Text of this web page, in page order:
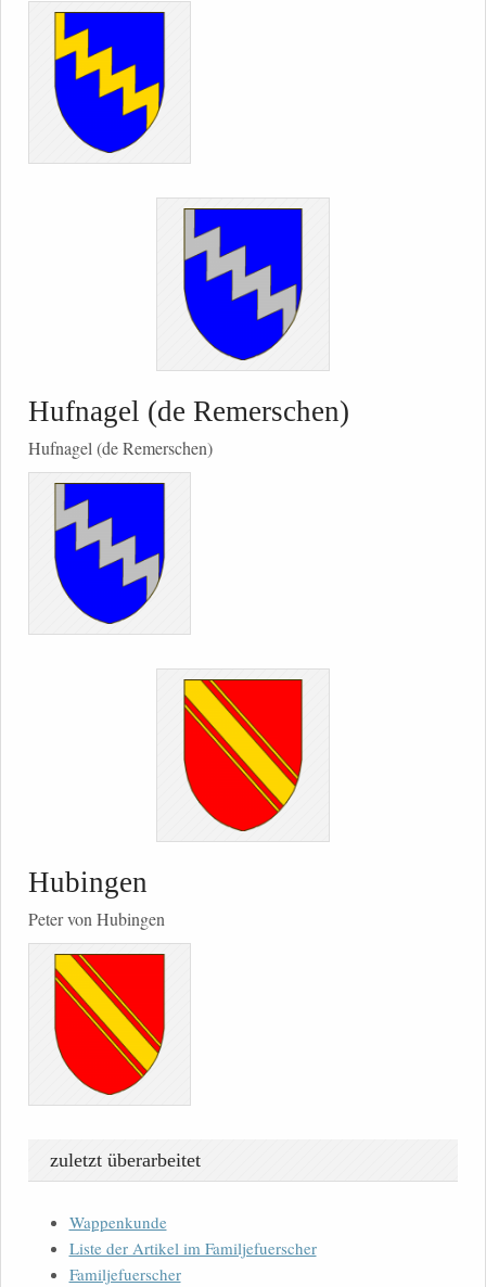
Hufnagel (de Remerschen)
Hufnagel (de Remerschen)
Hubingen
Peter von Hubingen
zuletzt überarbeitet
Wappenkunde
Liste der Artikel im Familjefuerscher
Familjefuerscher